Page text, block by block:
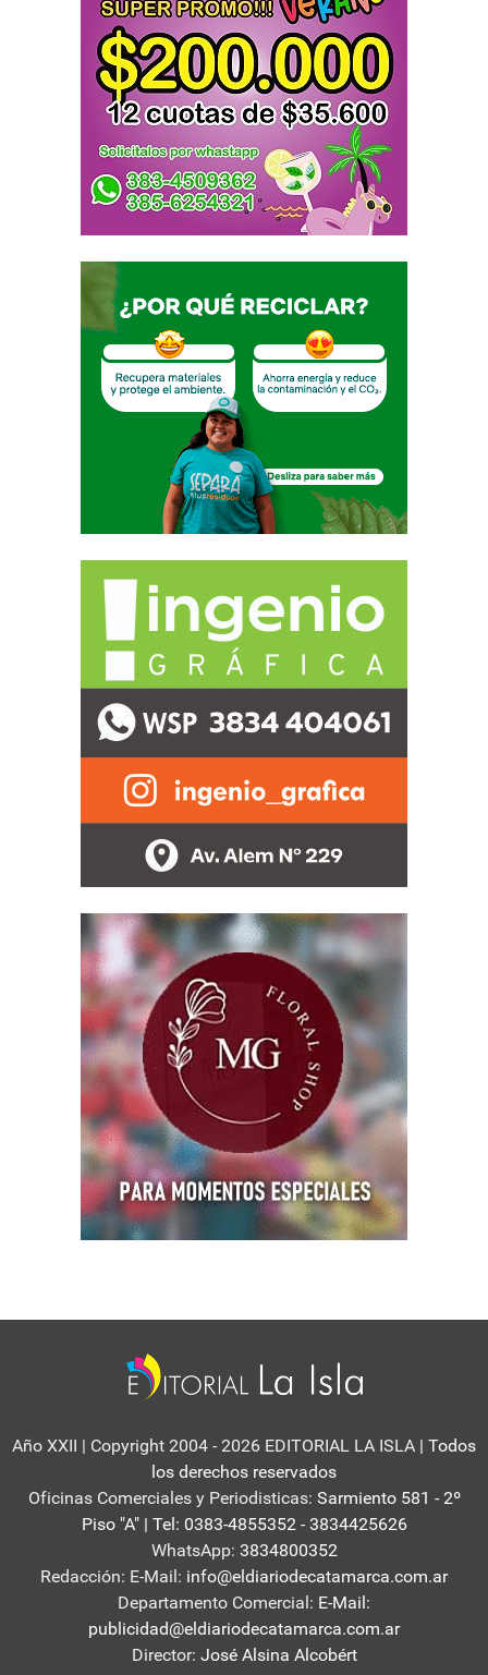
Año XXII | Copyright 2004 - 2026 EDITORIAL LA ISLA | Todos
los derechos reservados
Oficinas Comerciales y Periodisticas: Sarmiento 581 - 2º
Piso "A" | Tel: 0383-4855352 - 3834425626
WhatsApp: 3834800352
Redacción: E-Mail: info@eldiariodecatamarca.com.ar
Departamento Comercial: E-Mail:
publicidad@eldiariodecatamarca.com.ar
Director: José Alsina Alcobért